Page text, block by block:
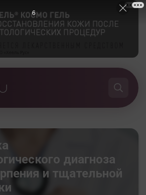
диагноза
и тщательной
5